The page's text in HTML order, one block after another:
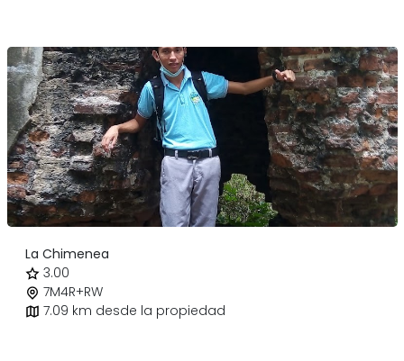
La Chimenea
3.00
7M4R+RW
7.09 km desde la propiedad